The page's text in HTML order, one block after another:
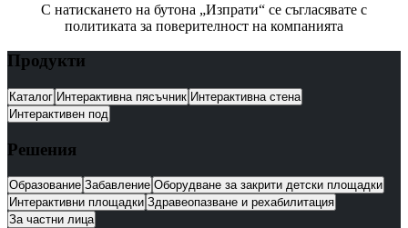
С натискането на бутона „Изпрати“ се съгласявате с
политиката за поверителност на компанията
Продукти
Каталог Интерактивна пясъчник Интерактивна стена
Интерактивен под
Решения
Образование Забавление Оборудване за закрити детски площадки
Интерактивни площадки Здравеопазване и рехабилитация
За частни лица